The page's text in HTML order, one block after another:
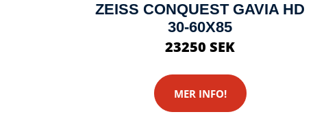
ZEISS CONQUEST GAVIA HD
30-60X85
23250 SEK
MER INFO!